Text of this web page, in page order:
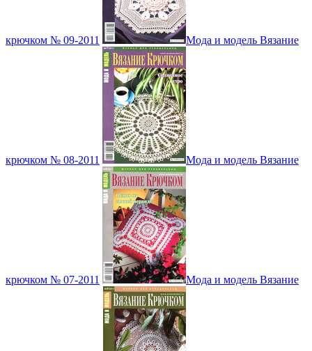
крючком № 09-2011 Мода и модель Вязание
крючком № 08-2011 Мода и модель Вязание
крючком № 07-2011 Мода и модель Вязание